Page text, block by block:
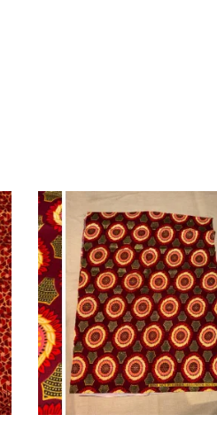
AJOUTER AU PANIER